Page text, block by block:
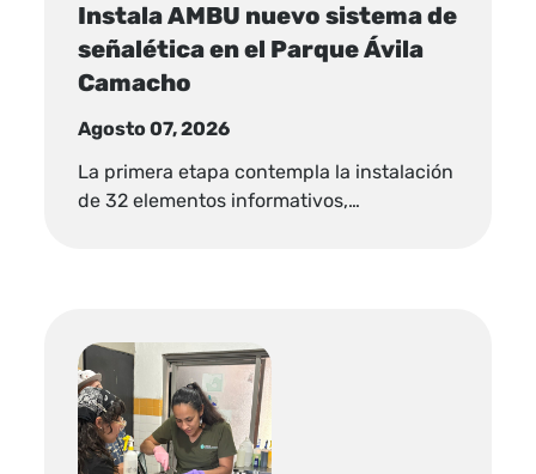
Instala AMBU nuevo sistema de
señalética en el Parque Ávila
Camacho
Agosto 07, 2026
La primera etapa contempla la instalación
de 32 elementos informativos,…